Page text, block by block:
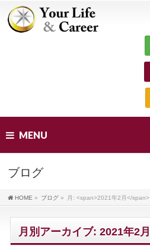
MENU
ブログ
HOME » ブログ » 月: <span>2021年2月</span>
月別アーカイブ: 2021年2月